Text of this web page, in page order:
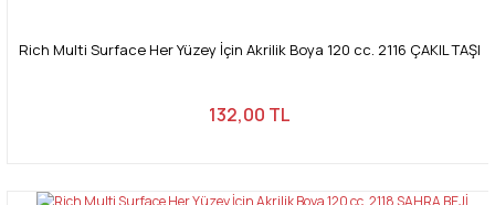
Rich Multi Surface Her Yüzey İçin Akrilik Boya 120 cc. 2116 ÇAKIL TAŞI
132,00 TL